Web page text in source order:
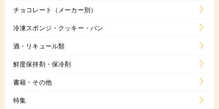
チョコレート（メーカー別）
冷凍スポンジ・クッキー・パン
酒・リキュール類
鮮度保持剤・保冷剤
書籍・その他
特集